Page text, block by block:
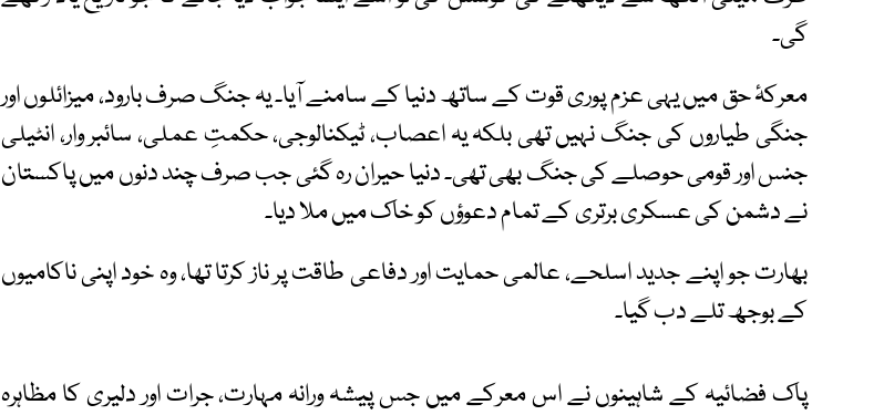
گی۔
معرکۂ حق میں یہی عزم پوری قوت کے ساتھ دنیا کے سامنے آیا۔ یہ جنگ صرف بارود، میزائلوں اور
جنگی طیاروں کی جنگ نہیں تھی بلکہ یہ اعصاب، ٹیکنالوجی، حکمتِ عملی، سائبر وار، انٹیلی
جنس اور قومی حوصلے کی جنگ بھی تھی۔ دنیا حیران رہ گئی جب صرف چند دنوں میں پاکستان
نے دشمن کی عسکری برتری کے تمام دعوؤں کو خاک میں ملا دیا۔
بھارت جو اپنے جدید اسلحے، عالمی حمایت اور دفاعی طاقت پر ناز کرتا تھا، وہ خود اپنی ناکامیوں
کے بوجھ تلے دب گیا۔
پاک فضائیہ کے شاہینوں نے اس معرکے میں جس پیشہ ورانہ مہارت، جرات اور دلیری کا مظاہرہ